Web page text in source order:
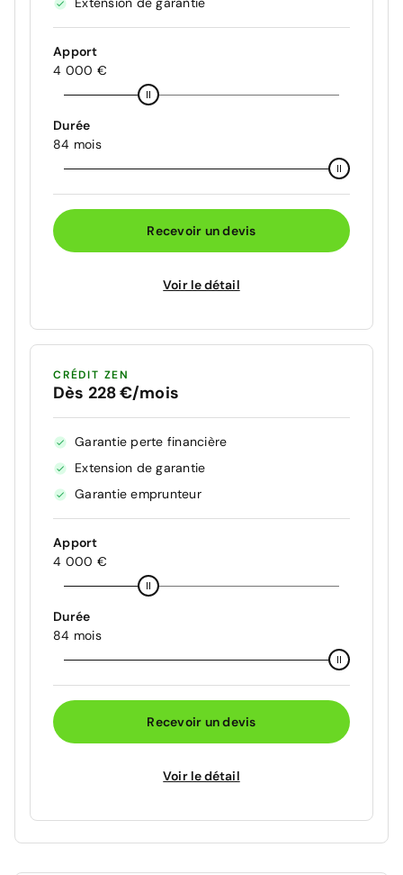
Apport
4 000 €
Durée
84 mois
Recevoir un devis
Voir le détail
CRÉDIT ZEN
Dès 228 €/mois
Garantie perte financière
Extension de garantie
Garantie emprunteur
Apport
4 000 €
Durée
84 mois
Recevoir un devis
Voir le détail